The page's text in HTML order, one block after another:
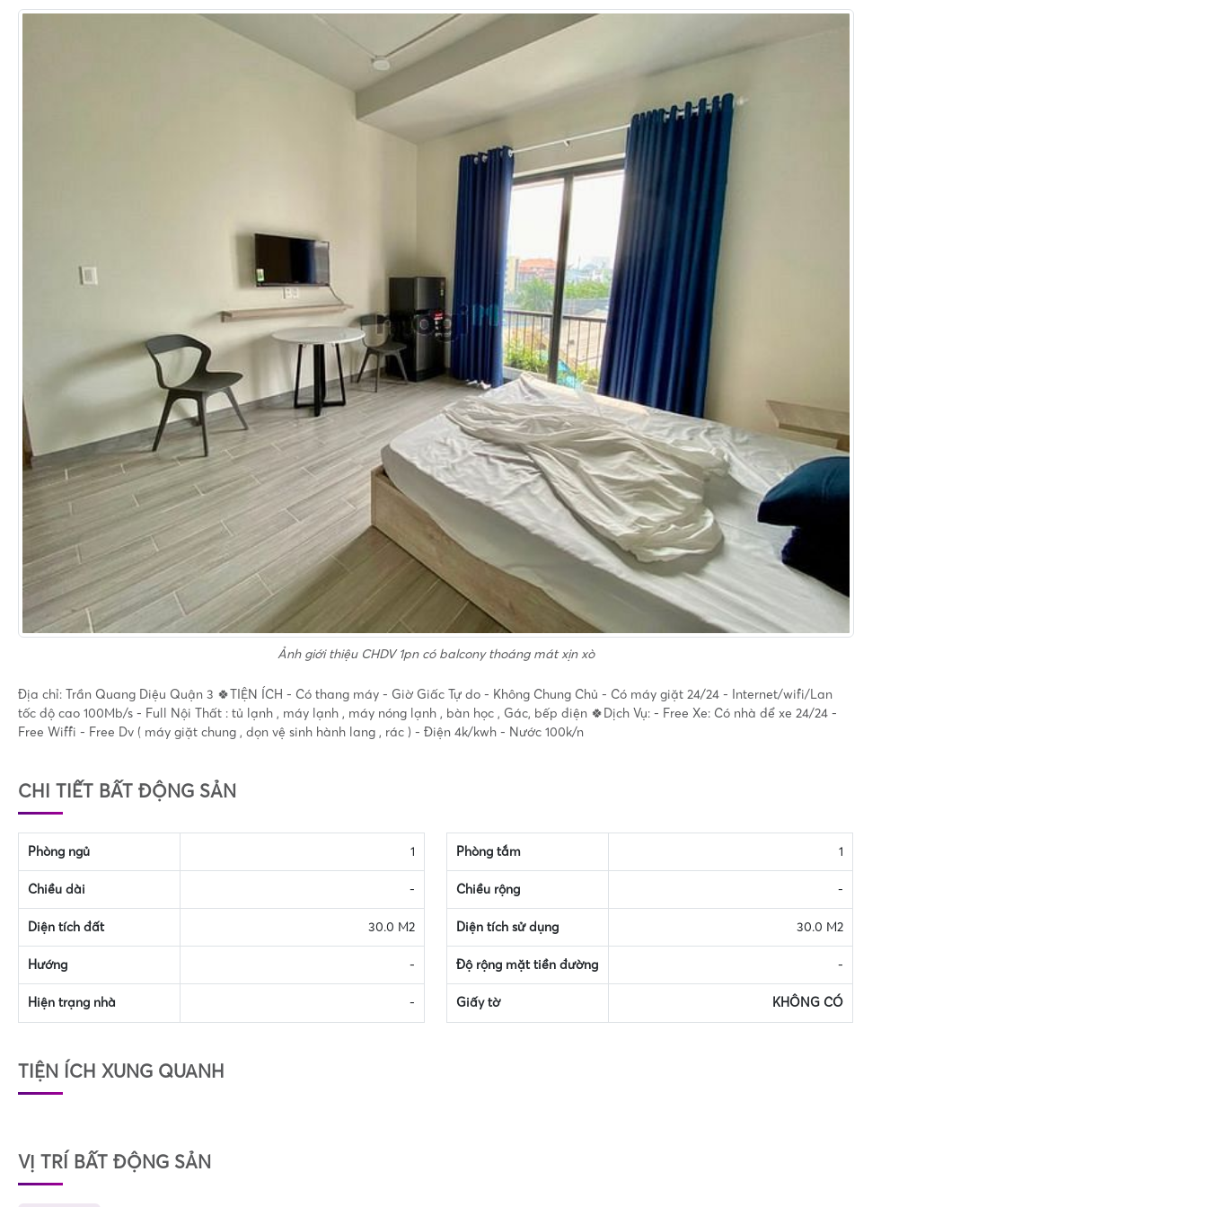
Ảnh giới thiệu CHDV 1pn có balcony thoáng mát xịn xò
Địa chỉ: Trần Quang Diệu Quận 3 🍀TIỆN ÍCH - Có thang máy - Giờ Giấc Tự do - Không Chung Chủ - Có máy giặt 24/24 - Internet/wifi/Lan
tốc độ cao 100Mb/s - Full Nội Thất : tủ lạnh , máy lạnh , máy nóng lạnh , bàn học , Gác, bếp điện 🍀Dịch Vụ: - Free Xe: Có nhà để xe 24/24 -
Free Wiffi - Free Dv ( máy giặt chung , dọn vệ sinh hành lang , rác ) - Điện 4k/kwh - Nước 100k/n
CHI TIẾT BẤT ĐỘNG SẢN
Phòng ngủ 1
Chiều dài -
Diện tích đất 30.0 M2
Hướng -
Hiện trạng nhà -
Phòng tắm 1
Chiều rộng -
Diện tích sử dụng 30.0 M2
Độ rộng mặt tiền đường -
Giấy tờ KHÔNG CÓ
TIỆN ÍCH XUNG QUANH
VỊ TRÍ BẤT ĐỘNG SẢN